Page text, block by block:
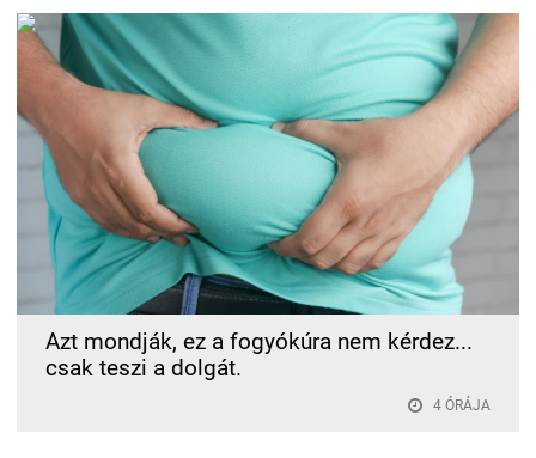
Azt mondják, ez a fogyókúra nem kérdez...
csak teszi a dolgát.
4 ÓRÁJA